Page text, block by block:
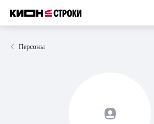
Персоны